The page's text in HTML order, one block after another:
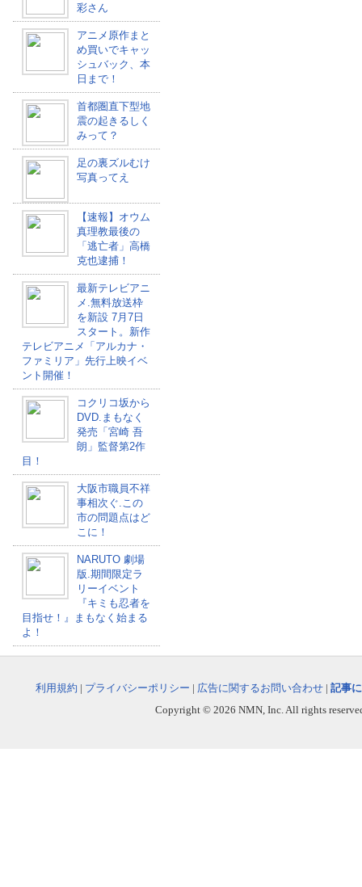
彩さん
アニメ原作まと
め買いでキャッ
シュバック、本
日まで！
首都圏直下型地
震の起きるしく
みって？
足の裏ズルむけ
写真ってえ
【速報】オウム
真理教最後の
「逃亡者」高橋
克也逮捕！
最新テレビアニ
メ.無料放送枠
を新設 7月7日
スタート。新作
テレビアニメ「アルカナ・
ファミリア」先行上映イベ
ント開催！
コクリコ坂から
DVD.まもなく
発売「宮崎 吾
朗」監督第2作
目！
大阪市職員不祥
事相次ぐ.この
市の問題点はど
こに！
NARUTO 劇場
版.期間限定ラ
リーイベント
『キミも忍者を
目指せ！』まもなく始まる
よ！
利用規約 | プライバシーポリシー | 広告に関するお問い合わせ | 記事
Copyright © 2026 NMN, Inc. All rights